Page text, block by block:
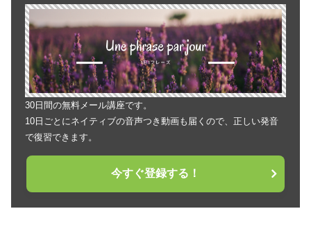
30日間の無料メール講座です。
10日ごとにネイティブの音声つき動画も届くので、正しい発音
で復習できます。
今すぐ登録する！